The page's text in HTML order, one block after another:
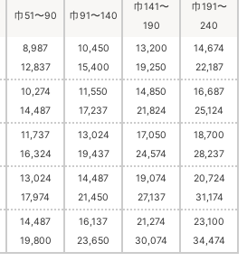
巾51〜90 巾91〜140
巾141〜
190
巾191〜
240
8,987
12,837
10,450
15,400
13,200
19,250
14,674
22,187
10,274
14,487
11,550
17,237
14,850
21,824
16,687
25,124
11,737
16,324
13,024
19,437
17,050
24,574
18,700
28,237
13,024
17,974
14,487
21,450
19,074
27,137
20,724
31,174
14,487
19,800
16,137
23,650
21,274
30,074
23,100
34,474